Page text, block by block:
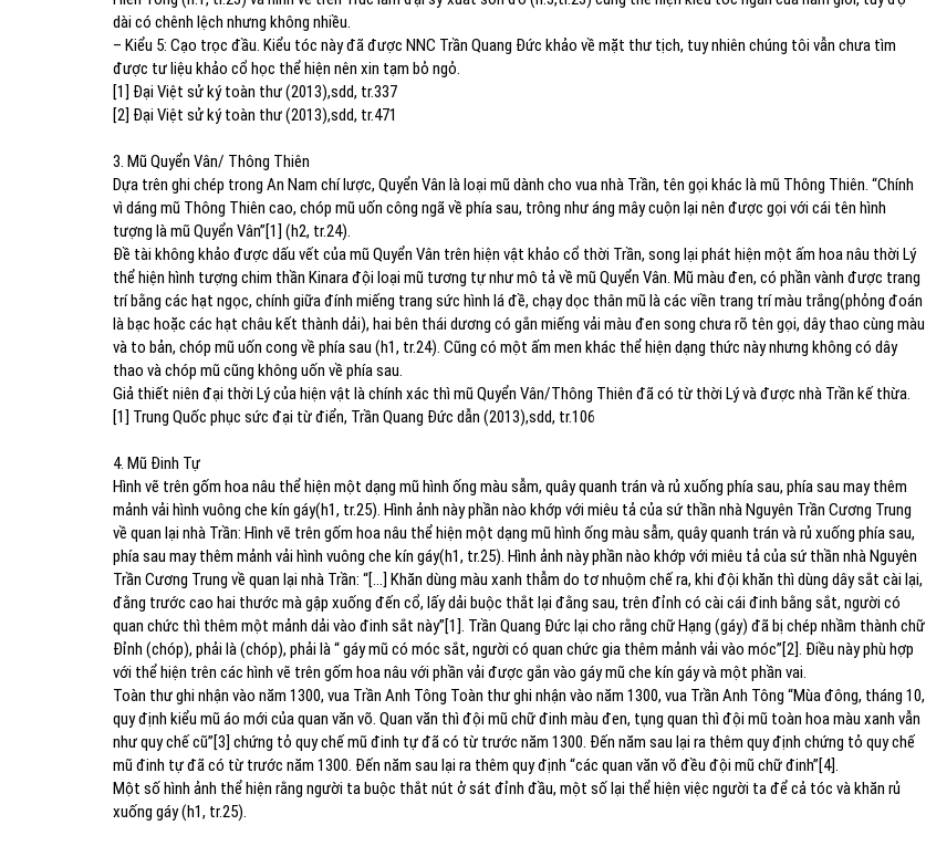
dài có chênh lệch nhưng không nhiều.
– Kiểu 5: Cạo trọc đầu. Kiểu tóc này đã được NNC Trần Quang Đức khảo về mặt thư tịch, tuy nhiên chúng tôi vẫn chưa tìm
được tư liệu khảo cổ học thể hiện nên xin tạm bỏ ngỏ.
[1] Đại Việt sử ký toàn thư (2013),sdd, tr.337
[2] Đại Việt sử ký toàn thư (2013),sdd, tr.471
3. Mũ Quyển Vân/ Thông Thiên
Dựa trên ghi chép trong An Nam chí lược, Quyển Vân là loại mũ dành cho vua nhà Trần, tên gọi khác là mũ Thông Thiên. “Chính
vì dáng mũ Thông Thiên cao, chóp mũ uốn công ngã về phía sau, trông như áng mây cuộn lại nên được gọi với cái tên hình
tượng là mũ Quyển Vân”[1] (h2, tr.24).
Đề tài không khảo được dấu vết của mũ Quyển Vân trên hiện vật khảo cổ thời Trần, song lại phát hiện một ấm hoa nâu thời Lý
thể hiện hình tượng chim thần Kinara đội loại mũ tương tự như mô tả về mũ Quyển Vân. Mũ màu đen, có phần vành được trang
trí bằng các hạt ngọc, chính giữa đính miếng trang sức hình lá đề, chạy dọc thân mũ là các viền trang trí màu trắng(phỏng đoán
là bạc hoặc các hạt châu kết thành dải), hai bên thái dương có gắn miếng vải màu đen song chưa rõ tên gọi, dây thao cùng màu
và to bản, chóp mũ uốn cong về phía sau (h1, tr.24). Cũng có một ấm men khác thể hiện dạng thức này nhưng không có dây
thao và chóp mũ cũng không uốn về phía sau.
Giả thiết niên đại thời Lý của hiện vật là chính xác thì mũ Quyển Vân/Thông Thiên đã có từ thời Lý và được nhà Trần kế thừa.
[1] Trung Quốc phục sức đại từ điển, Trần Quang Đức dẫn (2013),sdd, tr.106
4. Mũ Đinh Tự
Hình vẽ trên gốm hoa nâu thể hiện một dạng mũ hình ống màu sẫm, quây quanh trán và rủ xuống phía sau, phía sau may thêm
mảnh vải hình vuông che kín gáy(h1, tr.25). Hình ảnh này phần nào khớp với miêu tả của sứ thần nhà Nguyên Trần Cương Trung
về quan lại nhà Trần: Hình vẽ trên gốm hoa nâu thể hiện một dạng mũ hình ống màu sẫm, quây quanh trán và rủ xuống phía sau,
phía sau may thêm mảnh vải hình vuông che kín gáy(h1, tr.25). Hình ảnh này phần nào khớp với miêu tả của sứ thần nhà Nguyên
Trần Cương Trung về quan lại nhà Trần: “[…] Khăn dùng màu xanh thẫm do tơ nhuộm chế ra, khi đội khăn thì dùng dây sắt cài lại,
đằng trước cao hai thước mà gập xuống đến cổ, lấy dải buộc thắt lại đằng sau, trên đỉnh có cài cái đinh bằng sắt, người có
quan chức thì thêm một mảnh dải vào đinh sắt này”[1]. Trần Quang Đức lại cho rằng chữ Hạng (gáy) đã bị chép nhầm thành chữ
Đỉnh (chóp), phải là (chóp), phải là “ gáy mũ có móc sắt, người có quan chức gia thêm mảnh vải vào móc”[2]. Điều này phù hợp
với thể hiện trên các hình vẽ trên gốm hoa nâu với phần vải được gắn vào gáy mũ che kín gáy và một phần vai.
Toàn thư ghi nhận vào năm 1300, vua Trần Anh Tông Toàn thư ghi nhận vào năm 1300, vua Trần Anh Tông “Mùa đông, tháng 10,
quy định kiểu mũ áo mới của quan văn võ. Quan văn thì đội mũ chữ đinh màu đen, tụng quan thì đội mũ toàn hoa màu xanh vẫn
như quy chế cũ”[3] chứng tỏ quy chế mũ đinh tự đã có từ trước năm 1300. Đến năm sau lại ra thêm quy định chứng tỏ quy chế
mũ đinh tự đã có từ trước năm 1300. Đến năm sau lại ra thêm quy định “các quan văn võ đều đội mũ chữ đinh”[4].
Một số hình ảnh thể hiện rằng người ta buộc thắt nút ở sát đỉnh đầu, một số lại thể hiện việc người ta để cả tóc và khăn rủ
xuống gáy (h1, tr.25).